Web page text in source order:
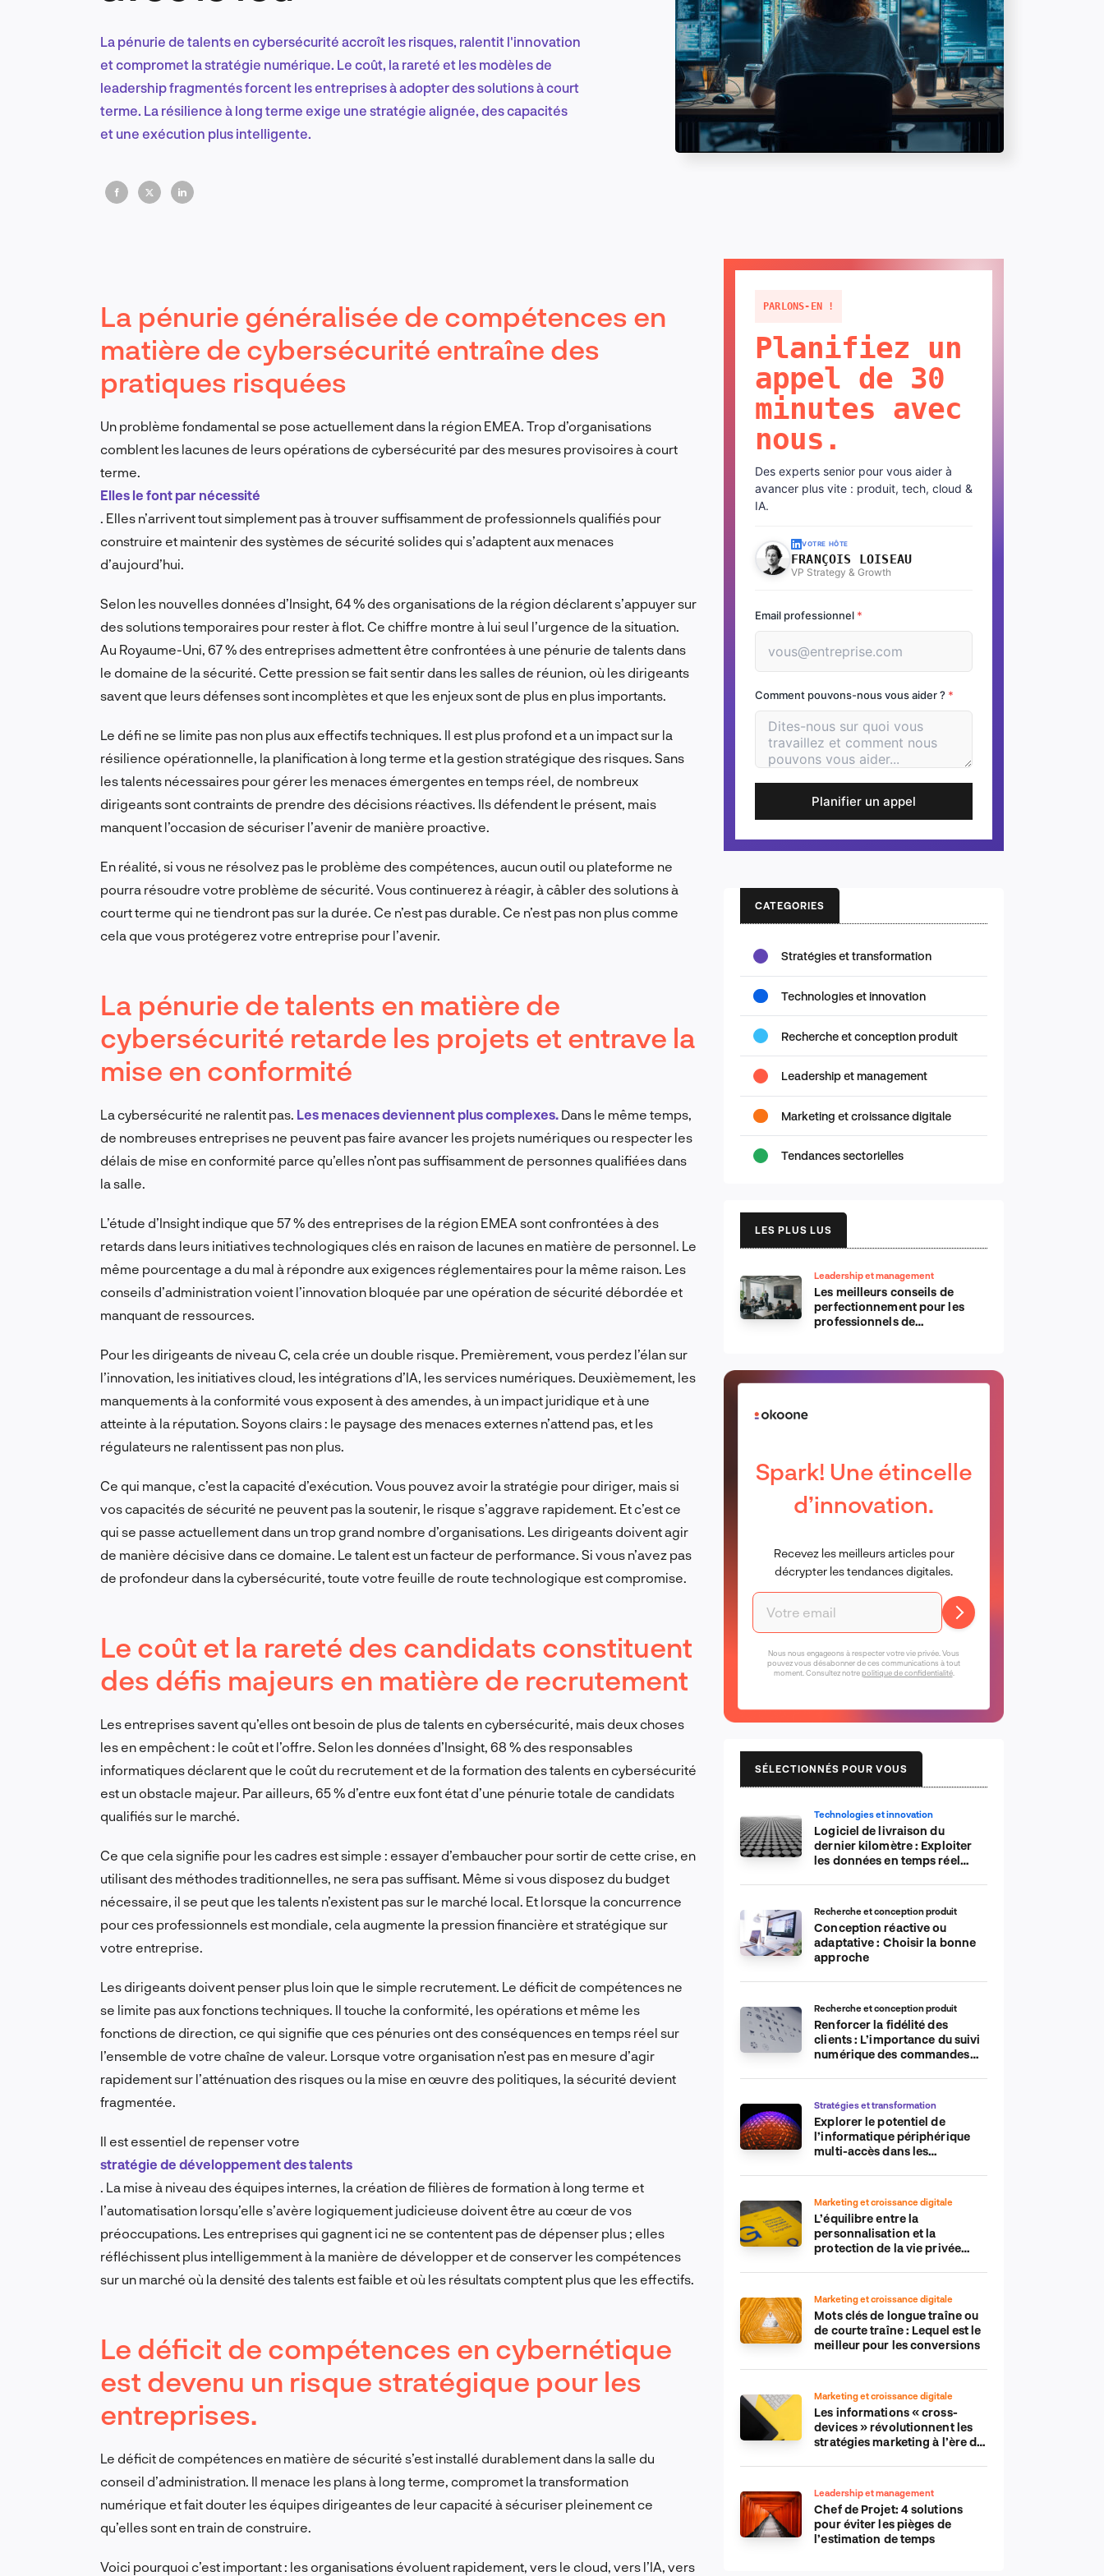
Marketing et croissance digitale
EN
La pénurie de talents en cybersécurité accroît les risques, ralentit l'innovation
et compromet la stratégie numérique. Le coût, la rareté et les modèles de
leadership fragmentés forcent les entreprises à adopter des solutions à court
terme. La résilience à long terme exige une stratégie alignée, des capacités
et une exécution plus intelligente.
La pénurie généralisée de compétences en
matière de cybersécurité entraîne des
pratiques risquées
Un problème fondamental se pose actuellement dans la région EMEA. Trop d’organisations
comblent les lacunes de leurs opérations de cybersécurité par des mesures provisoires à court
terme.
Elles le font par nécessité
. Elles n’arrivent tout simplement pas à trouver suffisamment de professionnels qualifiés pour
construire et maintenir des systèmes de sécurité solides qui s’adaptent aux menaces
d’aujourd’hui.
Selon les nouvelles données d’Insight, 64 % des organisations de la région déclarent s’appuyer sur
des solutions temporaires pour rester à flot. Ce chiffre montre à lui seul l’urgence de la situation.
Au Royaume-Uni, 67 % des entreprises admettent être confrontées à une pénurie de talents dans
le domaine de la sécurité. Cette pression se fait sentir dans les salles de réunion, où les dirigeants
savent que leurs défenses sont incomplètes et que les enjeux sont de plus en plus importants.
Le défi ne se limite pas non plus aux effectifs techniques. Il est plus profond et a un impact sur la
résilience opérationnelle, la planification à long terme et la gestion stratégique des risques. Sans
les talents nécessaires pour gérer les menaces émergentes en temps réel, de nombreux
dirigeants sont contraints de prendre des décisions réactives. Ils défendent le présent, mais
manquent l’occasion de sécuriser l’avenir de manière proactive.
En réalité, si vous ne résolvez pas le problème des compétences, aucun outil ou plateforme ne
pourra résoudre votre problème de sécurité. Vous continuerez à réagir, à câbler des solutions à
court terme qui ne tiendront pas sur la durée. Ce n’est pas durable. Ce n’est pas non plus comme
cela que vous protégerez votre entreprise pour l’avenir.
La pénurie de talents en matière de
cybersécurité retarde les projets et entrave la
mise en conformité
La cybersécurité ne ralentit pas. Les menaces deviennent plus complexes. Dans le même temps,
de nombreuses entreprises ne peuvent pas faire avancer les projets numériques ou respecter les
délais de mise en conformité parce qu’elles n’ont pas suffisamment de personnes qualifiées dans
la salle.
L’étude d’Insight indique que 57 % des entreprises de la région EMEA sont confrontées à des
retards dans leurs initiatives technologiques clés en raison de lacunes en matière de personnel. Le
même pourcentage a du mal à répondre aux exigences réglementaires pour la même raison. Les
conseils d’administration voient l’innovation bloquée par une opération de sécurité débordée et
manquant de ressources.
Pour les dirigeants de niveau C, cela crée un double risque. Premièrement, vous perdez l’élan sur
l’innovation, les initiatives cloud, les intégrations d’IA, les services numériques. Deuxièmement, les
manquements à la conformité vous exposent à des amendes, à un impact juridique et à une
atteinte à la réputation. Soyons clairs : le paysage des menaces externes n’attend pas, et les
régulateurs ne ralentissent pas non plus.
Ce qui manque, c’est la capacité d’exécution. Vous pouvez avoir la stratégie pour diriger, mais si
vos capacités de sécurité ne peuvent pas la soutenir, le risque s’aggrave rapidement. Et c’est ce
qui se passe actuellement dans un trop grand nombre d’organisations. Les dirigeants doivent agir
de manière décisive dans ce domaine. Le talent est un facteur de performance. Si vous n’avez pas
de profondeur dans la cybersécurité, toute votre feuille de route technologique est compromise.
Le coût et la rareté des candidats constituent
des défis majeurs en matière de recrutement
Les entreprises savent qu’elles ont besoin de plus de talents en cybersécurité, mais deux choses
les en empêchent : le coût et l’offre. Selon les données d’Insight, 68 % des responsables
informatiques déclarent que le coût du recrutement et de la formation des talents en cybersécurité
est un obstacle majeur. Par ailleurs, 65 % d’entre eux font état d’une pénurie totale de candidats
qualifiés sur le marché.
Ce que cela signifie pour les cadres est simple : essayer d’embaucher pour sortir de cette crise, en
utilisant des méthodes traditionnelles, ne sera pas suffisant. Même si vous disposez du budget
nécessaire, il se peut que les talents n’existent pas sur le marché local. Et lorsque la concurrence
pour ces professionnels est mondiale, cela augmente la pression financière et stratégique sur
votre entreprise.
Les dirigeants doivent penser plus loin que le simple recrutement. Le déficit de compétences ne
se limite pas aux fonctions techniques. Il touche la conformité, les opérations et même les
fonctions de direction, ce qui signifie que ces pénuries ont des conséquences en temps réel sur
l’ensemble de votre chaîne de valeur. Lorsque votre organisation n’est pas en mesure d’agir
rapidement sur l’atténuation des risques ou la mise en œuvre des politiques, la sécurité devient
fragmentée.
Il est essentiel de repenser votre
stratégie de développement des talents
. La mise à niveau des équipes internes, la création de filières de formation à long terme et
l’automatisation lorsqu’elle s’avère logiquement judicieuse doivent être au cœur de vos
préoccupations. Les entreprises qui gagnent ici ne se contentent pas de dépenser plus ; elles
réfléchissent plus intelligemment à la manière de développer et de conserver les compétences
sur un marché où la densité des talents est faible et où les résultats comptent plus que les effectifs.
Le déficit de compétences en cybernétique
est devenu un risque stratégique pour les
entreprises.
Le déficit de compétences en matière de sécurité s’est installé durablement dans la salle du
conseil d’administration. Il menace les plans à long terme, compromet la transformation
numérique et fait douter les équipes dirigeantes de leur capacité à sécuriser pleinement ce
qu’elles sont en train de construire.
Voici pourquoi c’est important : les organisations évoluent rapidement, vers le cloud, vers l’IA, vers
PARLONS-EN !
Planifiez un
appel de 30
minutes avec
nous.
Des experts senior pour vous aider à
avancer plus vite : produit, tech, cloud &
IA.
VOTRE HÔTE
FRANÇOIS LOISEAU
VP Strategy & Growth
Email professionnel *
Comment pouvons-nous vous aider ? *
Planifier un appel
CATEGORIES
Stratégies et transformation
Technologies et innovation
Recherche et conception produit
Leadership et management
Marketing et croissance digitale
Tendances sectorielles
LES PLUS LUS
Leadership et management
Les meilleurs conseils de
perfectionnement pour les
professionnels de
Spark! Une étincelle
d’innovation.
Recevez les meilleurs articles pour
décrypter les tendances digitales.
Nous nous engageons à respecter votre vie privée. Vous
pouvez vous désabonner de ces communications à tout
moment. Consultez notrepolitique de confidentialité.
SÉLECTIONNÉS POUR VOUS
Technologies et innovation
Logiciel de livraison du
dernier kilomètre : Exploiter
les données en temps réel
Recherche et conception produit
Conception réactive ou
adaptative : Choisir la bonne
approche
Recherche et conception produit
Renforcer la fidélité des
clients : L’importance du suivi
numérique des commandes
commerce électronique
Stratégies et transformation
Explorer le potentiel de
l’informatique périphérique
multi-accès dans les
Marketing et croissance digitale
L’équilibre entre la
personnalisation et la
protection de la vie privée
Marketing et croissance digitale
Mots clés de longue traîne ou
de courte traîne : Lequel est le
meilleur pour les conversions
Marketing et croissance digitale
Les informations « cross-
devices » révolutionnent les
stratégies marketing à l’ère du
Leadership et management
Chef de Projet: 4 solutions
pour éviter les pièges de
l’estimation de temps